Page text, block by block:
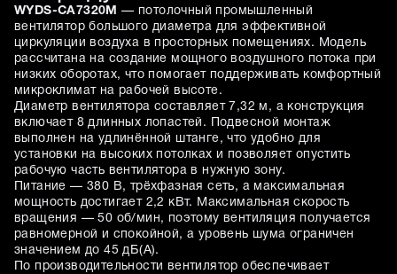
WYDS-CA7320M
— потолочный промышленный
вентилятор большого диаметра для эффективной
циркуляции воздуха в просторных помещениях. Модель
рассчитана на создание мощного воздушного потока при
низких оборотах, что помогает поддерживать комфортный
микроклимат на рабочей высоте.
Диаметр вентилятора составляет 7,32 м, а конструкция
включает 8 длинных лопастей. Подвесной монтаж
выполнен на удлинённой штанге, что удобно для
установки на высоких потолках и позволяет опустить
рабочую часть вентилятора в нужную зону.
Питание — 380 В, трёхфазная сеть, а максимальная
мощность достигает 2,2 кВт. Максимальная скорость
вращения — 50 об/мин, поэтому вентиляция получается
равномерной и спокойной, а уровень шума ограничен
значением до 45 дБ(А).
По производительности вентилятор обеспечивает